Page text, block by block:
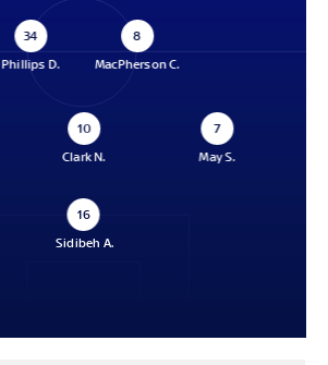
34
Phillips D.
8
MacPherson C.
10
Clark N.
7
May S.
16
Sidibeh A.